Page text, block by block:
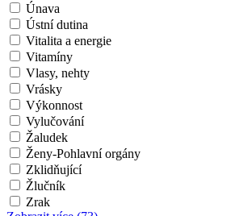
Únava
Ústní dutina
Vitalita a energie
Vitamíny
Vlasy, nehty
Vrásky
Výkonnost
Vylučování
Žaludek
Ženy-Pohlavní orgány
Zklidňující
Žlučník
Zrak